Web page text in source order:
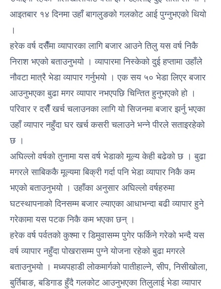
आइतबार १४ दिनमा उहाँ बागलुङको गलकोट आई पुग्नुभएको थियो
।
हरेक वर्ष दसैँमा व्यापारका लागि बजार आउने तिलु यस वर्ष निकै
निराश भएको बताउनुभयो । व्यापारमा निस्केको दुई हप्तामा उहाँले
नौवटा मात्रै भेडा व्यापार गर्नुभयो । एक सय ५० भेडा लिएर बजार
आउनुभएका बुढा मगर व्यापार नभएपछि चिन्तित हुनुभएको हो ।
परिवार र दसैँ खर्च चलाउनका लागि यो सिजनमा बजार झर्नु भएका
उहाँ व्यापार नहुँदा घर खर्च कसरी चलाउने भन्ने पीरले सताइरहेको
छ ।
अघिल्लो वर्षको तुनामा यस वर्ष भेडाको मूल्य केही बढेको छ । बुढा
मगरले साबिककै मूल्यमा बिक्री गर्दा पनि भेडा व्यापार निकै कम
भएको बताउनुभयो । उहाँका अनुसार अघिल्लो वर्षहरुमा
घटस्थापनाको दिनसम्म बजार ल्याएका आधाभन्दा बढी व्यापार हुने
गरेकामा यस पटक निकै कम भएका छन् ।
हरेक वर्ष पर्वतको कुश्मा र डिमुवासम्म पुगेर फर्किने गरेको भन्दै यस
वर्ष व्यापार नहुँदा पोखरासम्म पुग्ने योजना रहेको बुढा मगरले
बताउनुभयो । मध्यपहाडी लोकमार्गको पातीहाल्ने, सीप, निसीखोला,
बुर्तिबाङ, बडिगाड हुँदै गलकोट आउनुभएका तिलुलाई भेडा व्यापार